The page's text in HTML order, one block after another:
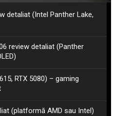
detaliat (Intel Panther Lake,
review detaliat (Panther
RTX 5080) – gaming
(platformă AMD sau Intel)